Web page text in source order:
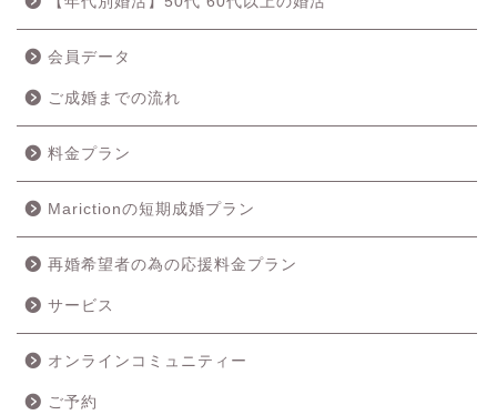
会員データ
ご成婚までの流れ
料金プラン
Marictionの短期成婚プラン
再婚希望者の為の応援料金プラン
サービス
オンラインコミュニティー
ご予約